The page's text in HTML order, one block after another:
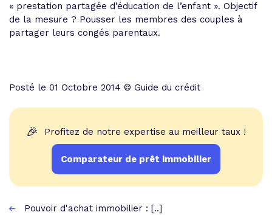
« prestation partagée d’éducation de l’enfant ». Objectif
de la mesure ? Pousser les membres des couples à
partager leurs congés parentaux.
Posté le 01 Octobre 2014 © Guide du crédit
🎉 Profitez de notre expertise au meilleur taux !
Comparateur de prêt immobilier
Pouvoir d'achat immobilier : [..]